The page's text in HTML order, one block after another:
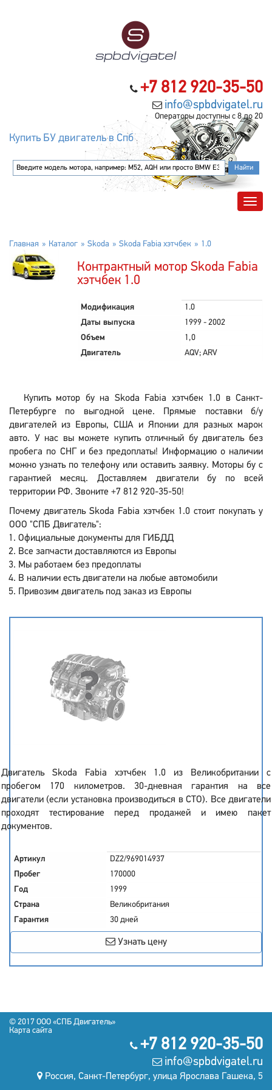
+7 812 920-35-50
info@spbdvigatel.ru
Операторы доступны с 8 до 20
Купить БУ двигатель в Спб
Главная Каталог Skoda Skoda Fabia хэтчбек 1.0
Контрактный мотор Skoda Fabia
хэтчбек 1.0
Модификация
1.0
Даты выпуска
1999 - 2002
Объем
1,0
Двигатель
AQV; ARV
Купить мотор бу на Skoda Fabia хэтчбек 1.0 в Санкт-
Петербурге по выгодной цене. Прямые поставки б/у
двигателей из Европы, США и Японии для разных марок
авто. У нас вы можете купить отличный бу двигатель без
пробега по СНГ и без предоплаты! Информацию о наличии
можно узнать по телефону или оставить заявку. Моторы бу с
гарантией месяц. Доставляем двигатели бу по всей
территории РФ. Звоните +7 812 920-35-50!
Почему двигатель Skoda Fabia хэтчбек 1.0 стоит покупать у
ООО "СПБ Двигатель":
Официальные документы для ГИБДД
Все запчасти доставляются из Европы
Мы работаем без предоплаты
В наличии есть двигатели на любые автомобили
Привозим двигатель под заказ из Европы
Двигатель Skoda Fabia хэтчбек 1.0 из Великобритании с
пробегом 170 километров. 30-дневная гарантия на все
двигатели (если установка производиться в СТО). Все двигатели
проходят тестирование перед продажей и имею пакет
документов.
Артикул
DZ2/969014937
Пробег
170000
Год
1999
Страна
Великобритания
Гарантия
30 дней
Узнать цену
© 2017 OOO «СПБ Двигатель»
Карта сайта
+7 812 920-35-50
info@spbdvigatel.ru
Россия, Санкт-Петербург, улица Ярослава Гашека, 5